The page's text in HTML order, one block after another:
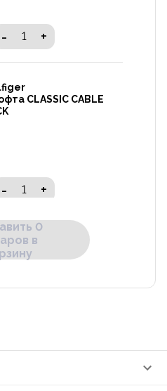
- +
CLASSIC CABLE
- +
0
в